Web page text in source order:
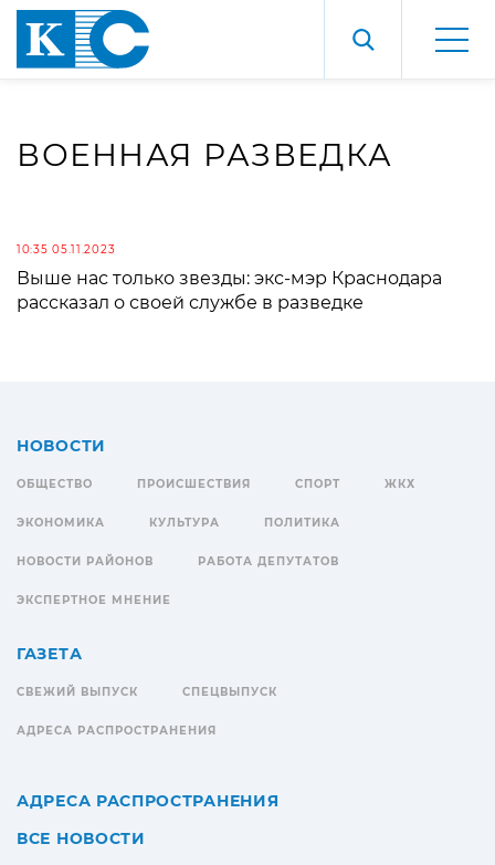
ВОЕННАЯ РАЗВЕДКА
10:35 05.11.2023
Выше нас только звезды: экс-мэр Краснодара
рассказал о своей службе в разведке
НОВОСТИ
ОБЩЕСТВО ПРОИСШЕСТВИЯ СПОРТ ЖКХ
ЭКОНОМИКА КУЛЬТУРА ПОЛИТИКА
НОВОСТИ РАЙОНОВ РАБОТА ДЕПУТАТОВ
ЭКСПЕРТНОЕ МНЕНИЕ
ГАЗЕТА
СВЕЖИЙ ВЫПУСК СПЕЦВЫПУСК
АДРЕСА РАСПРОСТРАНЕНИЯ
АДРЕСА РАСПРОСТРАНЕНИЯ
ВСЕ НОВОСТИ